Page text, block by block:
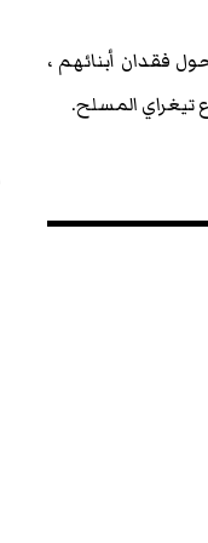
فقدان أبنائهم ،
تيغراي المسلح.